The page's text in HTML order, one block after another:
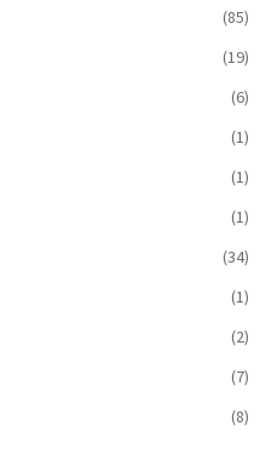
(85)
(19)
(6)
(1)
(1)
(1)
(34)
(1)
(2)
(7)
(8)